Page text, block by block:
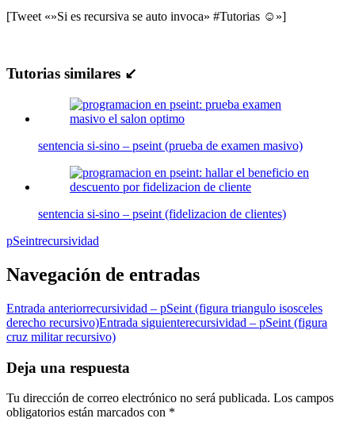
[Tweet «»Si es recursiva se auto invoca» #Tutorias ☺»]
Tutorias similares ↙
sentencia si-sino – pseint (prueba de examen masivo)
sentencia si-sino – pseint (fidelizacion de clientes)
pSeintrecursividad
Navegación de entradas
Entrada anteriorrecursividad – pSeint (figura triangulo isosceles
derecho recursivo)Entrada siguienterecursividad – pSeint (figura
cruz militar recursivo)
Deja una respuesta
Tu dirección de correo electrónico no será publicada. Los campos
obligatorios están marcados con *